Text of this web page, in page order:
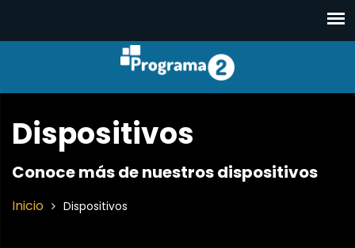
Dispositivos
Conoce más de nuestros dispositivos
Inicio Dispositivos